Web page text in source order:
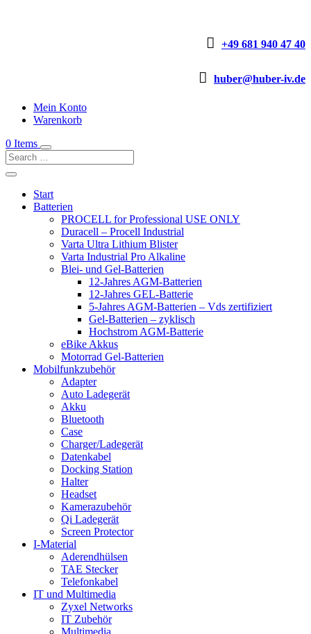
 +49 681 940 47 40
 huber@huber-iv.de
Mein Konto
Warenkorb
0 Items
Start
Batterien
PROCELL for Professional USE ONLY
Duracell – Procell Industrial
Varta Ultra Lithium Blister
Varta Industrial Pro Alkaline
Blei- und Gel-Batterien
12-Jahres AGM-Batterien
12-Jahres GEL-Batterie
5-Jahres AGM-Batterien – Vds zertifiziert
Gel-Batterien – zyklisch
Hochstrom AGM-Batterie
eBike Akkus
Motorrad Gel-Batterien
Mobilfunkzubehör
Adapter
Auto Ladegerät
Akku
Bluetooth
Case
Charger/Ladegerät
Datenkabel
Docking Station
Halter
Headset
Kamerazubehör
Qi Ladegerät
Screen Protector
I-Material
Aderendhülsen
TAE Stecker
Telefonkabel
IT und Multimedia
Zyxel Networks
IT Zubehör
Multimedia